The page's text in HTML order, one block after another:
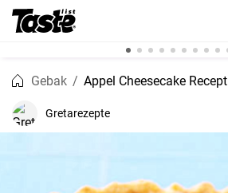
Gebak Appel Cheesecake Recept
Gretarezepte